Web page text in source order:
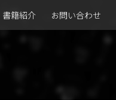
書籍紹介 お問い合わせ